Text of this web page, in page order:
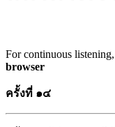
For continuous
browser
ครั้งที่ ๑๔